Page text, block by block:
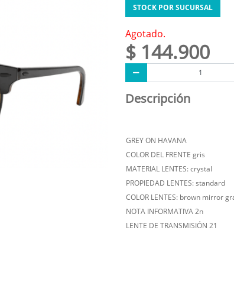
STOCK POR SUCURSAL
Agotado.
$ 144.900
Descripción
GREY ON HAVANA
COLOR DEL FRENTE gris
MATERIAL LENTES: crystal
PROPIEDAD LENTES: standard
COLOR LENTES: brown mirror
NOTA INFORMATIVA 2n
LENTE DE TRANSMISIÓN 21